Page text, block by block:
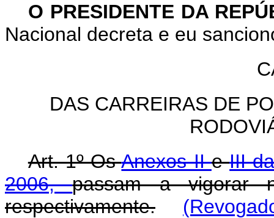
O PRESIDENTE DA
Nacional decreta e eu
DAS CARREIRAS DE
Art. 1º OsAnexos IIeIII
2006,passam a
respectivamente.